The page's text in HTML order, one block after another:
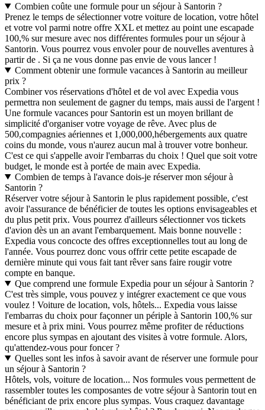
Combien coûte une formule pour un séjour à Santorin ?
Prenez le temps de sélectionner votre voiture de location, votre hôtel
et votre vol parmi notre offre XXL et mettez au point une escapade
100,% sur mesure avec nos différentes formules pour un séjour à
Santorin. Vous pourrez vous envoler pour de nouvelles aventures à
partir de . Si ça ne vous donne pas envie de vous lancer !
Comment obtenir une formule vacances à Santorin au meilleur
prix ?
Combiner vos réservations d'hôtel et de vol avec Expedia vous
permettra non seulement de gagner du temps, mais aussi de l'argent !
Une formule vacances pour Santorin est un moyen brillant de
simplicité d'organiser votre voyage de rêve. Avec plus de
500,compagnies aériennes et 1,000,000,hébergements aux quatre
coins du monde, vous n'aurez aucun mal à trouver votre bonheur.
C'est ce qui s'appelle avoir l'embarras du choix ! Quel que soit votre
budget, le monde est à portée de main avec Expedia.
Combien de temps à l'avance dois-je réserver mon séjour à
Santorin ?
Réserver votre séjour à Santorin le plus rapidement possible, c'est
avoir l'assurance de bénéficier de toutes les options envisageables et
du plus petit prix. Vous pourrez d'ailleurs sélectionner vos tickets
d'avion dès un an avant l'embarquement. Mais bonne nouvelle :
Expedia vous concocte des offres exceptionnelles tout au long de
l'année. Vous pourrez donc vous offrir cette petite escapade de
dernière minute qui vous fait tant rêver sans faire rougir votre
compte en banque.
Que comprend une formule Expedia pour un séjour à Santorin ?
C'est très simple, vous pouvez y intégrer exactement ce que vous
voulez ! Voiture de location, vols, hôtels... Expedia vous laisse
l'embarras du choix pour façonner un périple à Santorin 100,% sur
mesure et à prix mini. Vous pourrez même profiter de réductions
encore plus sympas en ajoutant des visites à votre formule. Alors,
qu'attendez-vous pour foncer ?
Quelles sont les infos à savoir avant de réserver une formule pour
un séjour à Santorin ?
Hôtels, vols, voiture de location... Nos formules vous permettent de
rassembler toutes les composantes de votre séjour à Santorin tout en
bénéficiant de prix encore plus sympas. Vous craquez davantage